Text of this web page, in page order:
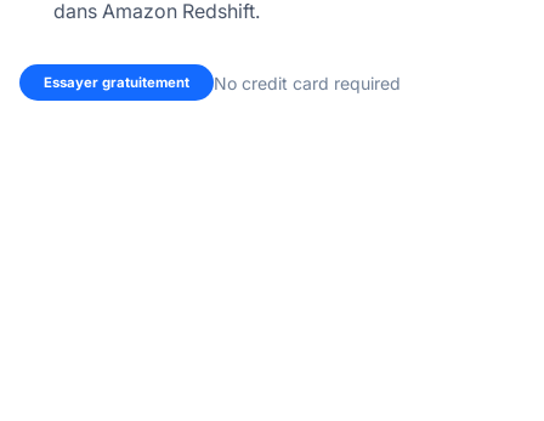
dans Amazon Redshift.
Essayer gratuitement No credit card required